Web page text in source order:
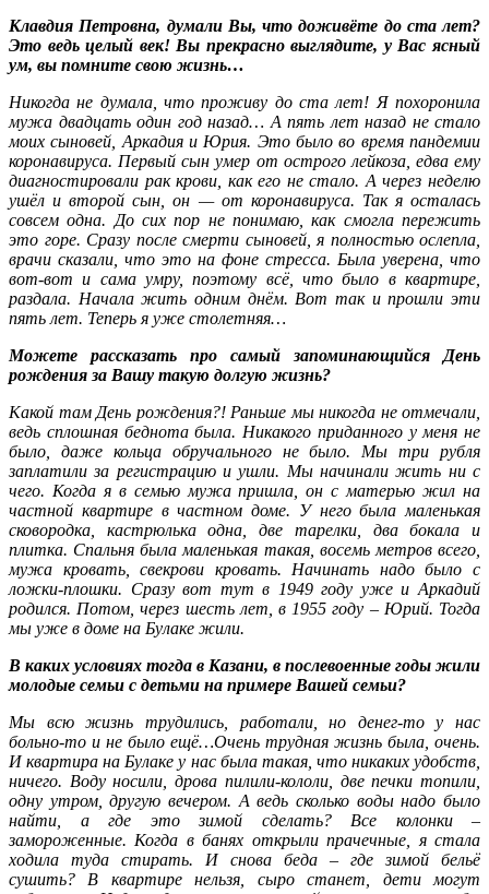
Клавдия Петровна, думали Вы, что доживёте до ста лет?
Это ведь целый век! Вы прекрасно выглядите, у Вас ясный
ум, вы помните свою жизнь…
Никогда не думала, что проживу до ста лет! Я похоронила
мужа двадцать один год назад… А пять лет назад не стало
моих сыновей, Аркадия и Юрия. Это было во время пандемии
коронавируса. Первый сын умер от острого лейкоза, едва ему
диагностировали рак крови, как его не стало. А через неделю
ушёл и второй сын, он — от коронавируса. Так я осталась
совсем одна. До сих пор не понимаю, как смогла пережить
это горе. Сразу после смерти сыновей, я полностью ослепла,
врачи сказали, что это на фоне стресса. Была уверена, что
вот-вот и сама умру, поэтому всё, что было в квартире,
раздала. Начала жить одним днём. Вот так и прошли эти
пять лет. Теперь я уже столетняя…
Можете рассказать про самый запоминающийся День
рождения за Вашу такую долгую жизнь?
Какой там День рождения?! Раньше мы никогда не отмечали,
ведь сплошная беднота была. Никакого приданного у меня не
было, даже кольца обручального не было. Мы три рубля
заплатили за регистрацию и ушли. Мы начинали жить ни с
чего. Когда я в семью мужа пришла, он с матерью жил на
частной квартире в частном доме. У него была маленькая
сковородка, кастрюлька одна, две тарелки, два бокала и
плитка. Спальня была маленькая такая, восемь метров всего,
мужа кровать, свекрови кровать. Начинать надо было с
ложки-плошки. Сразу вот тут в 1949 году уже и Аркадий
родился. Потом, через шесть лет, в 1955 году – Юрий. Тогда
мы уже в доме на Булаке жили.
В каких условиях тогда в Казани, в послевоенные годы жили
молодые семьи с детьми на примере Вашей семьи?
Мы всю жизнь трудились, работали, но денег-то у нас
больно-то и не было ещё…Очень трудная жизнь была, очень.
И квартира на Булаке у нас была такая, что никаких удобств,
ничего. Воду носили, дрова пилили-кололи, две печки топили,
одну утром, другую вечером. А ведь сколько воды надо было
найти, а где это зимой сделать? Все колонки –
замороженные. Когда в банях открыли прачечные, я стала
ходила туда стирать. И снова беда – где зимой бельё
сушить? В квартире нельзя, сыро станет, дети могут